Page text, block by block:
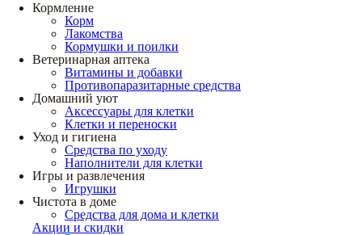
Кормление
Корм
Лакомства
Кормушки и поилки
Ветеринарная аптека
Витамины и добавки
Противопаразитарные средства
Домашний уют
Аксессуары для клетки
Клетки и переноски
Уход и гигиена
Средства по уходу
Наполнители для клетки
Игры и развлечения
Игрушки
Чистота в доме
Средства для дома и клетки
Акции и скидки